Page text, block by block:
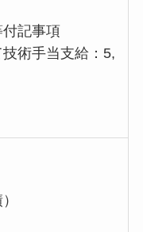
記事項
術手当支給：5,